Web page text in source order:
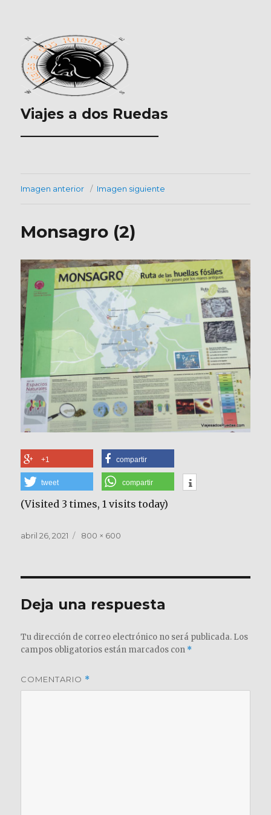
Viajes a dos Ruedas
___________________
Imagen anterior Imagen siguiente
Monsagro (2)
+1 compartir
tweet compartir
(Visited 3 times, 1 visits today)
Publicado
abril 26, 2021
Tamaño
800 × 600
Deja una respuesta
Tu dirección de correo electrónico no será publicada. Los
campos obligatorios están marcados con *
COMENTARIO *